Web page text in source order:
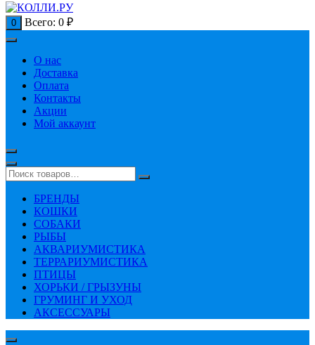
0 Всего: 0 ₽
О нас
Доставка
Оплата
Контакты
Акции
Мой аккаунт
БРЕНДЫ
КОШКИ
СОБАКИ
РЫБЫ
АКВАРИУМИСТИКА
ТЕРРАРИУМИСТИКА
ПТИЦЫ
ХОРЬКИ / ГРЫЗУНЫ
ГРУМИНГ И УХОД
АКСЕССУАРЫ